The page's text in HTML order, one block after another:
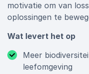
motivatie om van
oplossingen te
Wat levert het op
Meer
leefomgeving